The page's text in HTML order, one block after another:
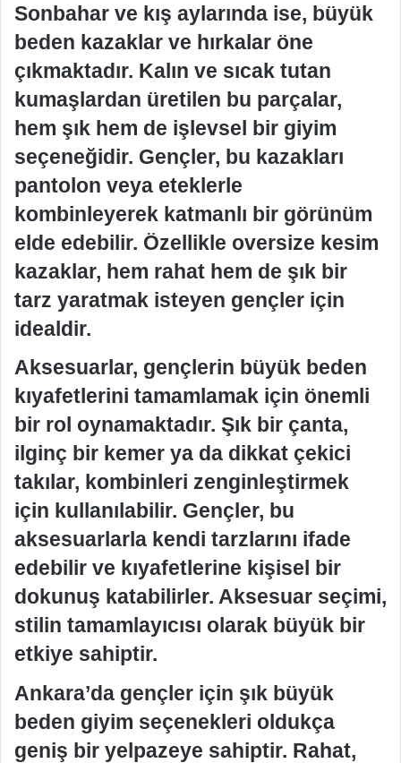
Sonbahar ve kış aylarında ise, büyük
beden kazaklar ve hırkalar öne
çıkmaktadır. Kalın ve sıcak tutan
kumaşlardan üretilen bu parçalar,
hem şık hem de işlevsel bir giyim
seçeneğidir. Gençler, bu kazakları
pantolon veya eteklerle
kombinleyerek katmanlı bir görünüm
elde edebilir. Özellikle oversize kesim
kazaklar, hem rahat hem de şık bir
tarz yaratmak isteyen gençler için
idealdir.
Aksesuarlar, gençlerin büyük beden
kıyafetlerini tamamlamak için önemli
bir rol oynamaktadır. Şık bir çanta,
ilginç bir kemer ya da dikkat çekici
takılar, kombinleri zenginleştirmek
için kullanılabilir. Gençler, bu
aksesuarlarla kendi tarzlarını ifade
edebilir ve kıyafetlerine kişisel bir
dokunuş katabilirler. Aksesuar seçimi,
stilin tamamlayıcısı olarak büyük bir
etkiye sahiptir.
Ankara’da gençler için şık büyük
beden giyim seçenekleri oldukça
geniş bir yelpazeye sahiptir. Rahat,